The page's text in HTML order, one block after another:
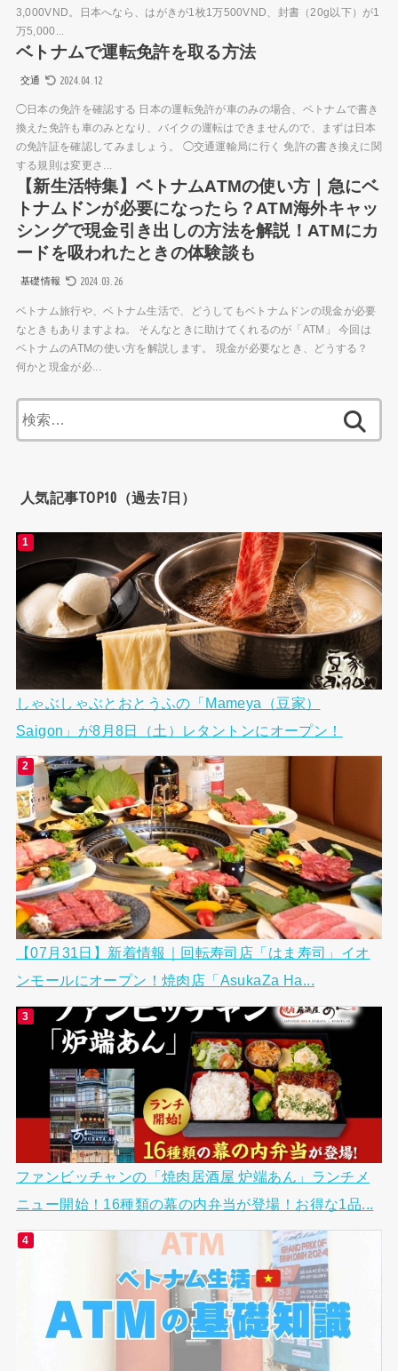
3,000VND。日本へなら、はがきが1枚1万500VND、封書（20g以下）が1
万5,000...
ベトナムで運転免許を取る方法
交通 2024.04.12
◯日本の免許を確認する 日本の運転免許が車のみの場合、ベトナムで書き
換えた免許も車のみとなり、バイクの運転はできませんので、まずは日本
の免許証を確認してみましょう。 ◯交通運輸局に行く 免許の書き換えに関
する規則は変更さ...
【新生活特集】ベトナムATMの使い方｜急にベ
トナムドンが必要になったら？ATM海外キャッ
シングで現金引き出しの方法を解説！ATMにカ
ードを吸われたときの体験談も
基礎情報 2024.03.26
ベトナム旅行や、ベトナム生活で、どうしてもベトナムドンの現金が必要
なときもありますよね。 そんなときに助けてくれるのが「ATM」 今回は
ベトナムのATMの使い方を解説します。 現金が必要なとき、どうする？
何かと現金が必...
索:
人気記事TOP10（過去7日）
しゃぶしゃぶとおとうふの「Mameya（豆家）
Saigon」が8月8日（土）レタントンにオープン！
【07月31日】新着情報｜回転寿司店「はま寿司」イオ
ンモールにオープン！焼肉店「AsukaZa Ha...
ファンビッチャンの「焼肉居酒屋 炉端あん」ランチメ
ニュー開始！16種類の幕の内弁当が登場！お得な1品...